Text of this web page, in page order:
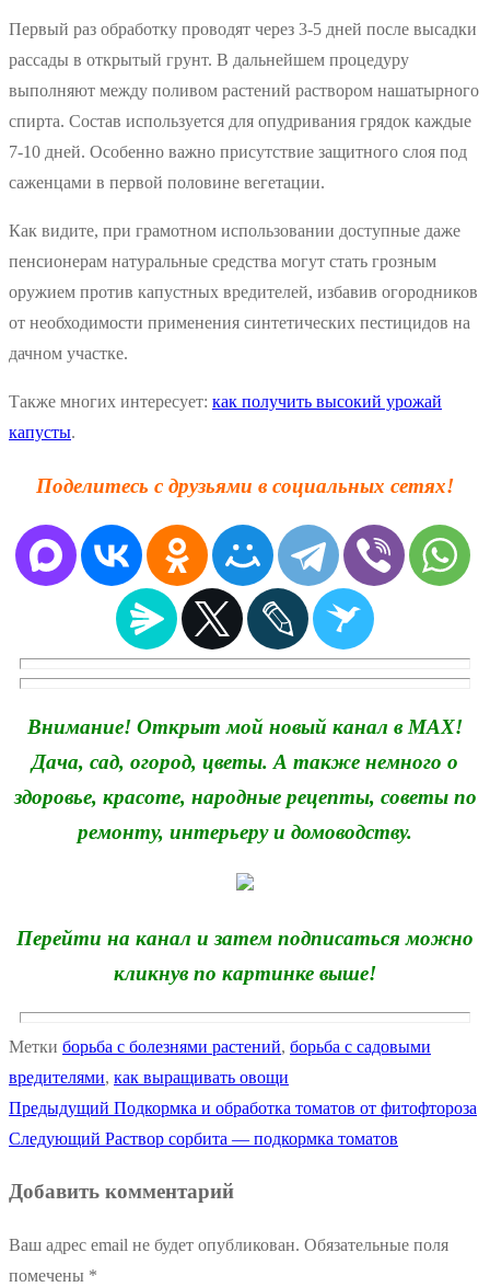
Первый раз обработку проводят через 3-5 дней после высадки
рассады в открытый грунт. В дальнейшем процедуру
выполняют между поливом растений раствором нашатырного
спирта. Состав используется для опудривания грядок каждые
7-10 дней. Особенно важно присутствие защитного слоя под
саженцами в первой половине вегетации.
Как видите, при грамотном использовании доступные даже
пенсионерам натуральные средства могут стать грозным
оружием против капустных вредителей, избавив огородников
от необходимости применения синтетических пестицидов на
дачном участке.
Также многих интересует: как получить высокий урожай
капусты.
Поделитесь с друзьями в социальных сетях!
Внимание! Открыт мой новый канал в MAX!
Дача, сад, огород, цветы. А также немного о
здоровье, красоте, народные рецепты, советы по
ремонту, интерьеру и домоводству.
Перейти на канал и затем подписаться можно
кликнув по картинке выше!
Метки борьба с болезнями растений, борьба с садовыми
вредителями, как выращивать овощи
Навигация
записям
Предыдущий Предыдущая
запись:
Подкормка и обработка томатов от фитофтороза
Следующий Следующая
Раствор сорбита — подкормка томатов
Добавить комментарий
Ваш адрес email не будет опубликован. Обязательные поля
помечены *